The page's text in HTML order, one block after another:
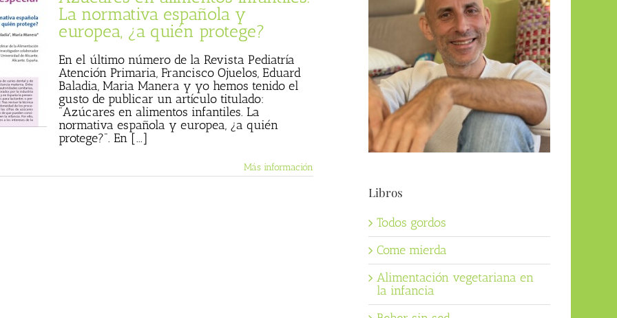
La normativa española y
europea, ¿a quién protege?
En el último número de la Revista Pediatría
Atención Primaria, Francisco Ojuelos, Eduard
Baladia, Maria Manera y yo hemos tenido el
gusto de publicar un artículo titulado:
"Azúcares en alimentos infantiles. La
normativa española y europea, ¿a quién
protege?". En [...]
Más información
Libros
Todos gordos
Come mierda
Alimentación vegetariana en
la infancia